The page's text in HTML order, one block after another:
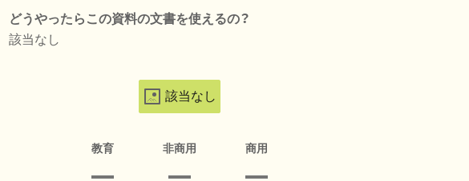
どうやったらこの資料の文書を使えるの？
該当なし
該当なし
教育 非商用 商用